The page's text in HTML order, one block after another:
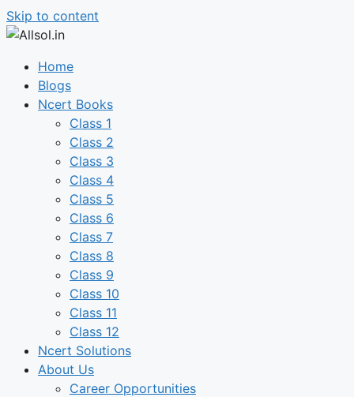
Skip to content
Home
Blogs
Ncert Books
Class 1
Class 2
Class 3
Class 4
Class 5
Class 6
Class 7
Class 8
Class 9
Class 10
Class 11
Class 12
Ncert Solutions
About Us
Career Opportunities